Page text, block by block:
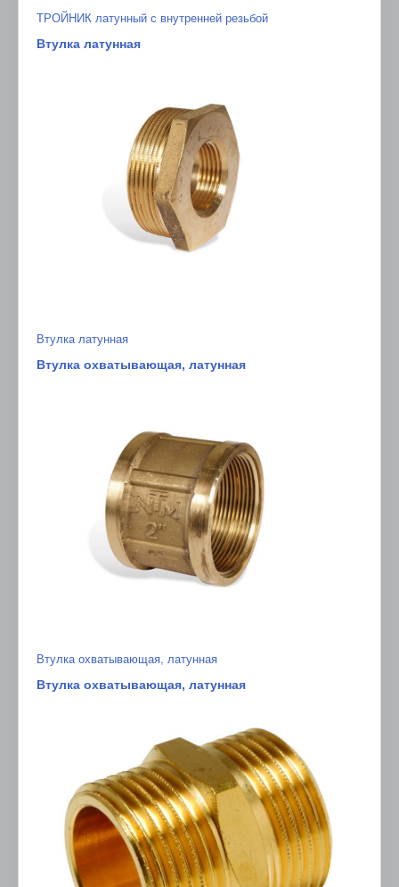
ТРОЙНИК латунный с внутренней резьбой
Втулка латунная
Втулка латунная
Втулка охватывающая, латунная
Втулка охватывающая, латунная
Втулка охватывающая, латунная